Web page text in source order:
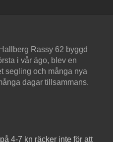
Rassy 62 byggd
i vår ägo, blev en
segling och många nya
dagar tillsammans.
4-7 kn räcker inte för att